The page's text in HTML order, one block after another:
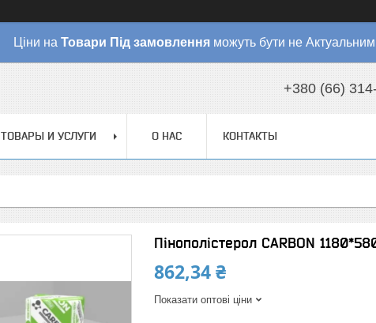
Ціни на Товари Під замовлення можуть бути не
+380 (66)
ТОВАРЫ И УСЛУГИ О НАС КОНТАКТЫ
Пінополістерол CARBON
862,34 ₴
Показати оптові ціни